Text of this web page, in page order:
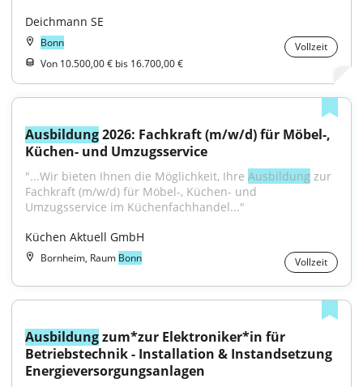
Deichmann SE
Bonn
Vollzeit
Von 10.500,00 € bis 16.700,00 €
Ausbildung 2026: Fachkraft (m/w/d) für Möbel-,
Küchen- und Umzugsservice
"...Wir bieten Ihnen die Möglichkeit, Ihre Ausbildung zur
Fachkraft (m/w/d) für Möbel-, Küchen- und
Umzugsservice im Küchenfachhandel..."
Küchen Aktuell GmbH
Bornheim, Raum Bonn Vollzeit
Ausbildung zum*zur Elektroniker*in für
Betriebstechnik - Installation & Instandsetzung
Energieversorgungsanlagen